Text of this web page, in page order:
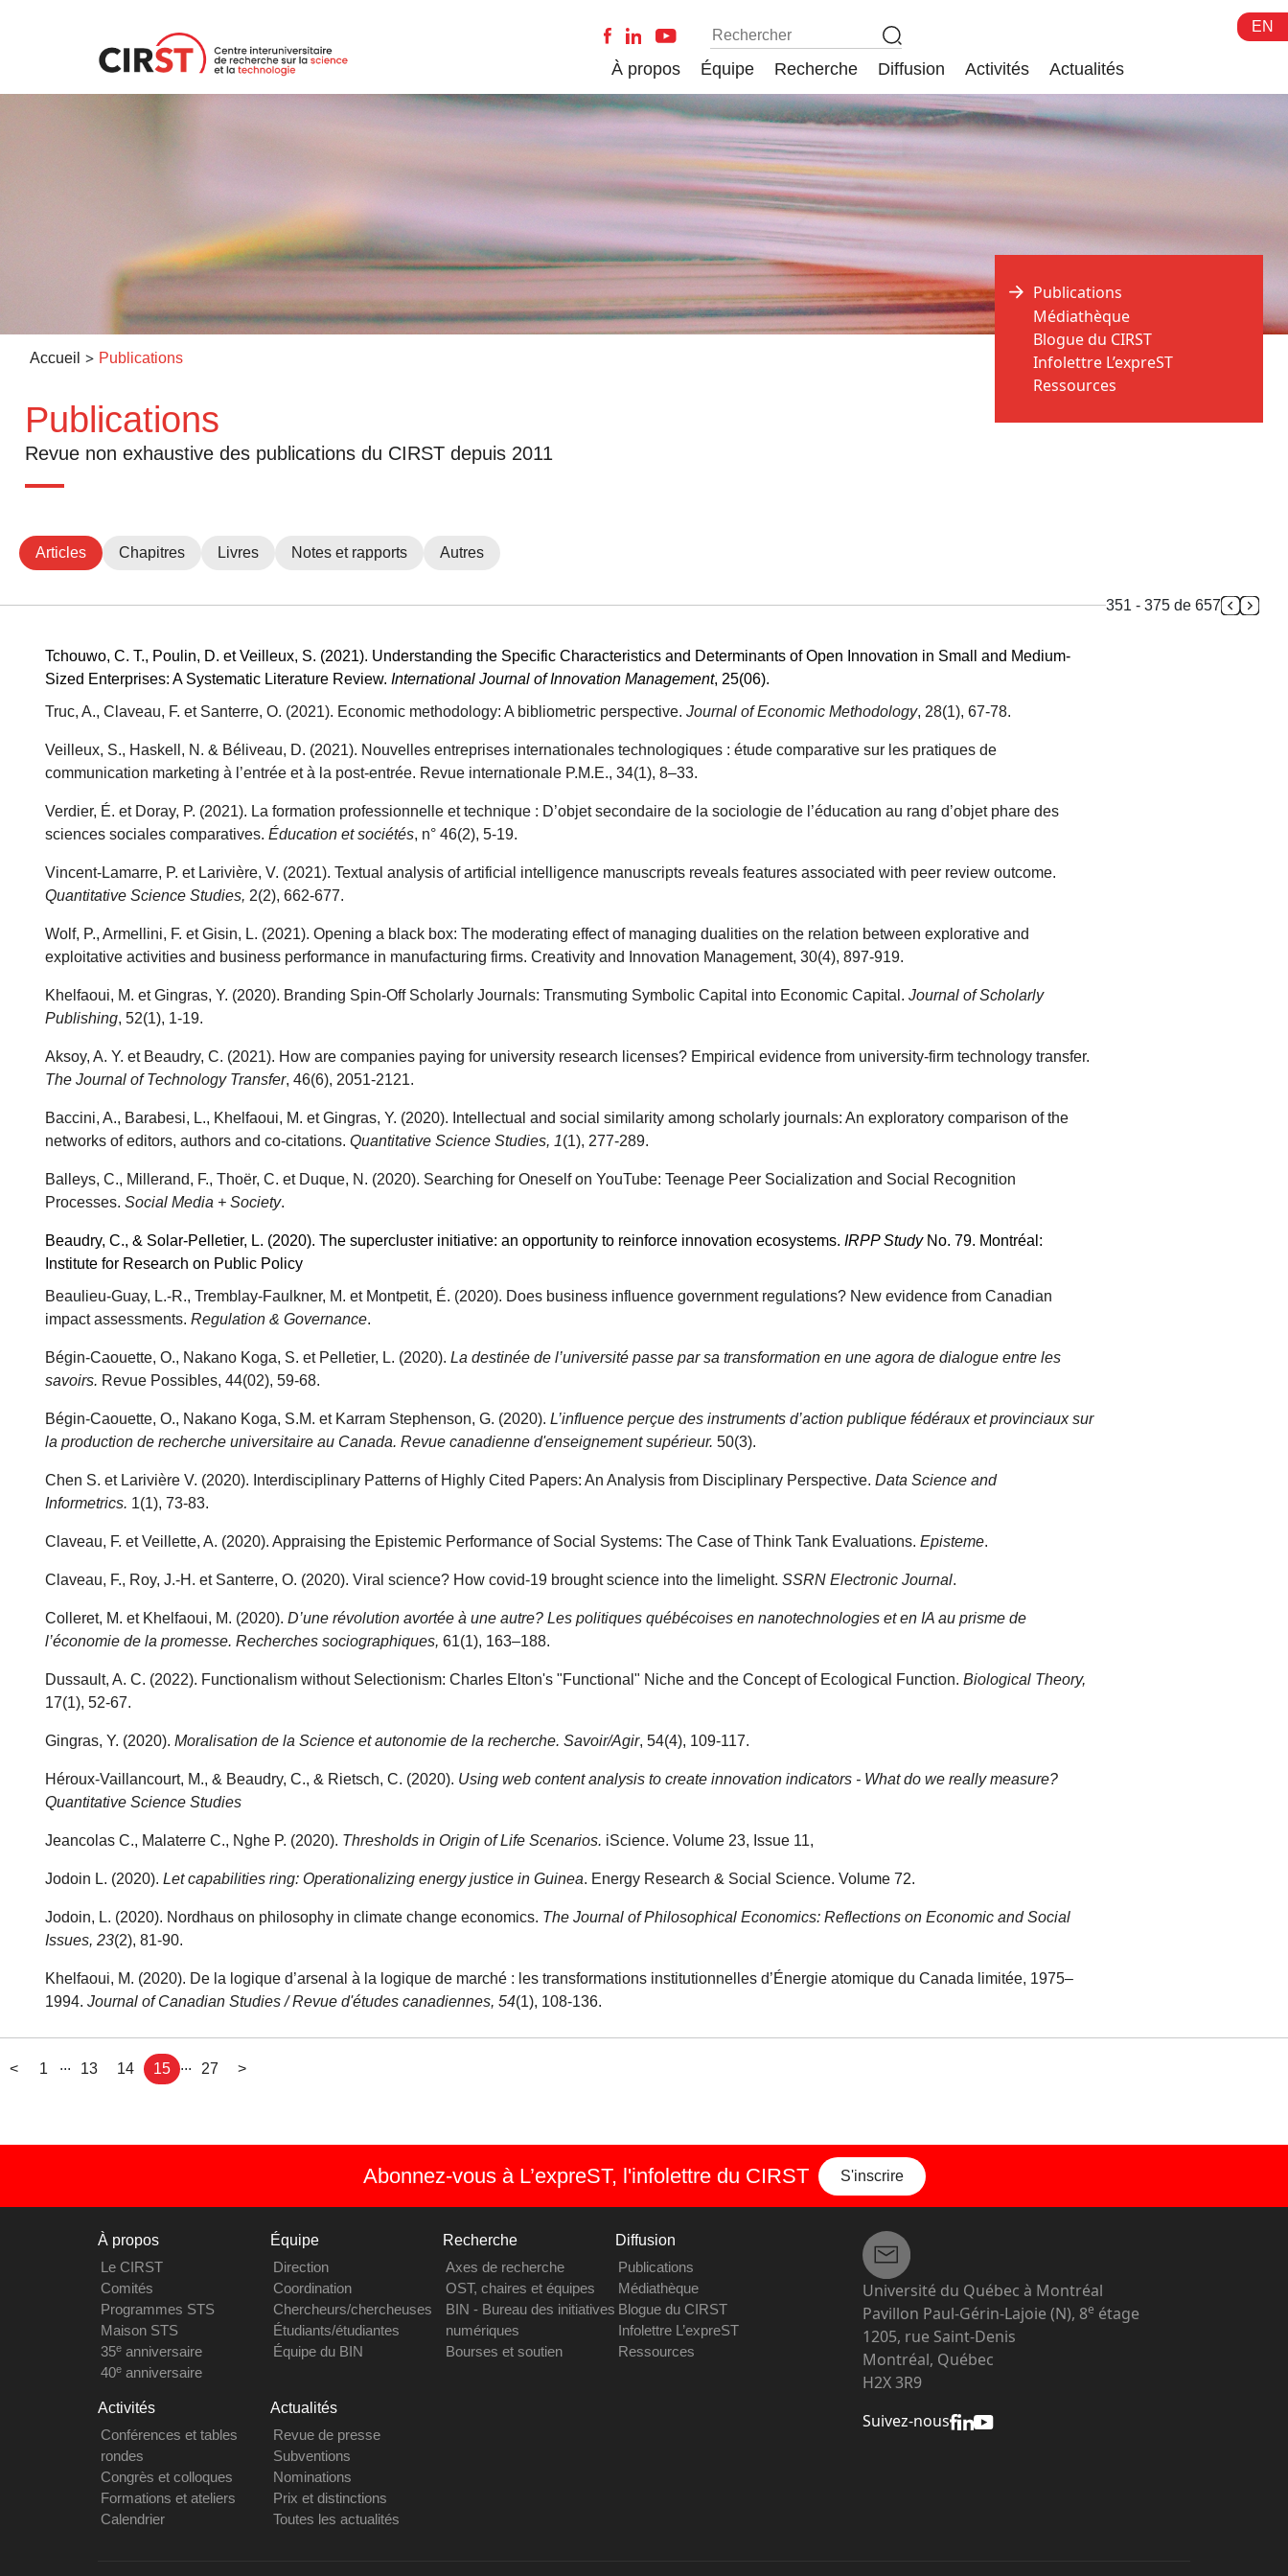
EN
À propos Équipe Recherche Diffusion Activités Actualités
Accueil > Publications
Publications
Revue non exhaustive des publications du CIRST depuis 2011
Publications
Médiathèque
Blogue du CIRST
Infolettre L’expreST
Ressources
Articles Chapitres Livres Notes et rapports Autres
351 - 375 de 657
Tchouwo, C. T., Poulin, D. et Veilleux, S. (2021). Understanding the Specific Characteristics and Determinants of Open Innovation in Small and Medium-
Sized Enterprises: A Systematic Literature Review. International Journal of Innovation Management, 25(06).
Truc, A., Claveau, F. et Santerre, O. (2021). Economic methodology: A bibliometric perspective. Journal of Economic Methodology, 28(1), 67-78.
Veilleux, S., Haskell, N. & Béliveau, D. (2021). Nouvelles entreprises internationales technologiques : étude comparative sur les pratiques de
communication marketing à l’entrée et à la post-entrée. Revue internationale P.M.E., 34(1), 8–33.
Verdier, É. et Doray, P. (2021). La formation professionnelle et technique : D’objet secondaire de la sociologie de l’éducation au rang d’objet phare des
sciences sociales comparatives. Éducation et sociétés, n° 46(2), 5-19.
Vincent-Lamarre, P. et Larivière, V. (2021). Textual analysis of artificial intelligence manuscripts reveals features associated with peer review outcome.
Quantitative Science Studies, 2(2), 662-677.
Wolf, P., Armellini, F. et Gisin, L. (2021). Opening a black box: The moderating effect of managing dualities on the relation between explorative and
exploitative activities and business performance in manufacturing firms. Creativity and Innovation Management, 30(4), 897-919.
Khelfaoui, M. et Gingras, Y. (2020). Branding Spin-Off Scholarly Journals: Transmuting Symbolic Capital into Economic Capital. Journal of Scholarly
Publishing, 52(1), 1-19.
Aksoy, A. Y. et Beaudry, C. (2021). How are companies paying for university research licenses? Empirical evidence from university-firm technology transfer.
The Journal of Technology Transfer, 46(6), 2051-2121.
Baccini, A., Barabesi, L., Khelfaoui, M. et Gingras, Y. (2020). Intellectual and social similarity among scholarly journals: An exploratory comparison of the
networks of editors, authors and co-citations. Quantitative Science Studies, 1(1), 277-289.
Balleys, C., Millerand, F., Thoër, C. et Duque, N. (2020). Searching for Oneself on YouTube: Teenage Peer Socialization and Social Recognition
Processes. Social Media + Society.
Beaudry, C., & Solar-Pelletier, L. (2020). The supercluster initiative: an opportunity to reinforce innovation ecosystems. IRPP StudyNo. 79. Montréal:
Institute for Research on Public Policy
Beaulieu-Guay, L.-R., Tremblay-Faulkner, M. et Montpetit, É. (2020). Does business influence government regulations? New evidence from Canadian
impact assessments. Regulation & Governance.
Bégin-Caouette, O., Nakano Koga, S. et Pelletier, L. (2020). La destinée de l’université passe par sa transformation en une agora de dialogue entre les
savoirs. Revue Possibles, 44(02), 59-68.
Bégin-Caouette, O., Nakano Koga, S.M. et Karram Stephenson, G. (2020). L’influence perçue des instruments d’action publique fédéraux et provinciaux sur
la production de recherche universitaire au Canada. Revue canadienne d'enseignement supérieur. 50(3).
Chen S. et Larivière V. (2020). Interdisciplinary Patterns of Highly Cited Papers: An Analysis from Disciplinary Perspective. Data Science and
Informetrics. 1(1), 73-83.
Claveau, F. et Veillette, A. (2020). Appraising the Epistemic Performance of Social Systems: The Case of Think Tank Evaluations. Episteme.
Claveau, F., Roy, J.-H. et Santerre, O. (2020). Viral science? How covid-19 brought science into the limelight. SSRN Electronic Journal.
Colleret, M. et Khelfaoui, M. (2020). D’une révolution avortée à une autre? Les politiques québécoises en nanotechnologies et en IA au prisme de
l’économie de la promesse. Recherches sociographiques, 61(1), 163–188.
Dussault, A. C. (2022). Functionalism without Selectionism: Charles Elton's "Functional" Niche and the Concept of Ecological Function. Biological Theory,
17(1), 52-67.
Gingras, Y. (2020). Moralisation de la Science et autonomie de la recherche. Savoir/Agir, 54(4), 109-117.
Héroux-Vaillancourt, M., & Beaudry, C., & Rietsch, C. (2020). Using web content analysis to create innovation indicators - What do we really measure?
Quantitative Science Studies
Jeancolas C., Malaterre C., Nghe P. (2020). Thresholds in Origin of Life Scenarios. iScience. Volume 23, Issue 11,
Jodoin L. (2020). Let capabilities ring: Operationalizing energy justice in Guinea. Energy Research & Social Science. Volume 72.
Jodoin, L. (2020). Nordhaus on philosophy in climate change economics. The Journal of Philosophical Economics: Reflections on Economic and Social
Issues, 23(2), 81-90.
Khelfaoui, M. (2020). De la logique d’arsenal à la logique de marché : les transformations institutionnelles d’Énergie atomique du Canada limitée, 1975–
1994. Journal of Canadian Studies / Revue d'études canadiennes, 54(1), 108-136.
< 1 ... 13 14 15 ... 27 >
Abonnez-vous à L’expreST, l'infolettre du CIRST S'inscrire
À propos
Le CIRST
Comités
Programmes STS
Maison STS
35eanniversaire
40eanniversaire
Équipe
Direction
Coordination
Chercheurs/chercheuses
Étudiants/étudiantes
Équipe du BIN
Recherche
Axes de recherche
OST, chaires et équipes
BIN - Bureau des initiatives
numériques
Bourses et soutien
Diffusion
Publications
Médiathèque
Blogue du CIRST
Infolettre L’expreST
Ressources
Activités
Conférences et tables
rondes
Congrès et colloques
Formations et ateliers
Calendrier
Actualités
Revue de presse
Subventions
Nominations
Prix et distinctions
Toutes les actualités
Université du Québec à Montréal
Pavillon Paul-Gérin-Lajoie (N), 8e étage
1205, rue Saint-Denis
Montréal, Québec
H2X 3R9
Suivez-nous